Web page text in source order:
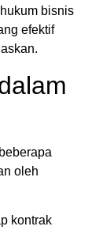
bisnis
efektif
oleh
kontrak